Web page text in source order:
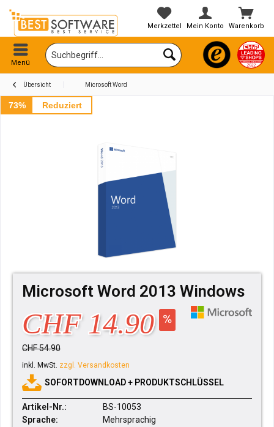
Warenkorb
Merkzettel Mein Konto
Menü
Übersicht Microsoft Word
73% Reduziert
Microsoft Word 2013 Windows
CHF 14.90
CHF 54.90
inkl. MwSt. zzgl. Versandkosten
SOFORTDOWNLOAD + PRODUKTSCHLÜSSEL
Artikel-Nr.:
BS-10053
Sprache:
Mehrsprachig